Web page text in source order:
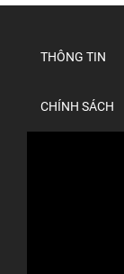
THÔNG TIN
CHÍNH SÁCH